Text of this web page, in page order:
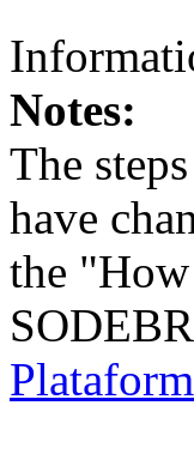
Notes:
The
have
the